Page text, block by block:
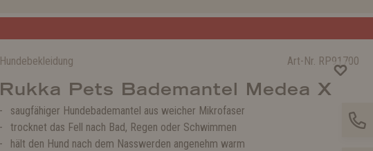
Hundebekleidung Art-Nr. RP91700
Rukka Pets Bademantel Medea X
saugfähiger Hundebademantel aus weicher Mikrofaser
trocknet das Fell nach Bad, Regen oder Schwimmen
hält den Hund nach dem Nasswerden angenehm warm